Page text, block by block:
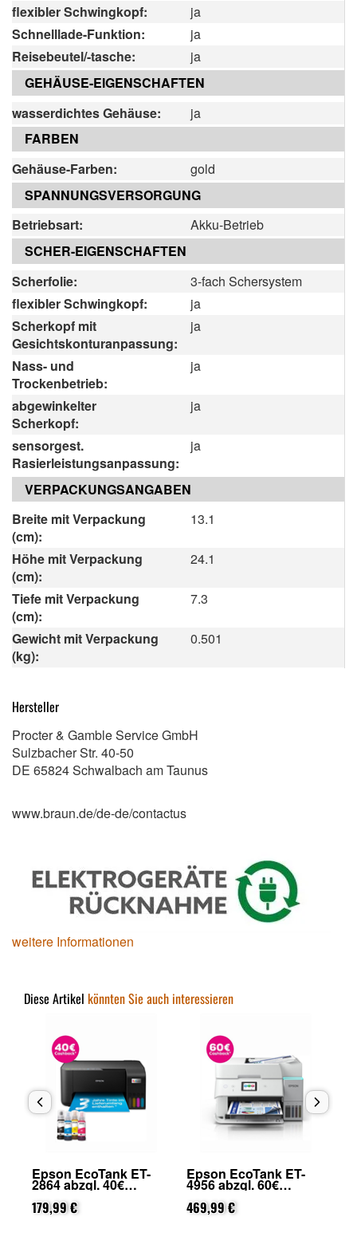
flexibler Schwingkopf:
ja
Schnelllade-Funktion:
ja
Reisebeutel/-tasche:
ja
GEHÄUSE-EIGENSCHAFTEN
wasserdichtes Gehäuse:
ja
FARBEN
Gehäuse-Farben:
gold
SPANNUNGSVERSORGUNG
Betriebsart:
Akku-Betrieb
SCHER-EIGENSCHAFTEN
Scherfolie:
3-fach Schersystem
flexibler Schwingkopf:
ja
Scherkopf mit
Gesichtskonturanpassung:
ja
Nass- und
Trockenbetrieb:
ja
abgewinkelter
Scherkopf:
ja
sensorgest.
Rasierleistungsanpassung:
ja
VERPACKUNGSANGABEN
Breite mit Verpackung
(cm):
13.1
Höhe mit Verpackung
(cm):
24.1
Tiefe mit Verpackung
(cm):
7.3
Gewicht mit Verpackung
(kg):
0.501
Hersteller
Procter & Gamble Service GmbH
Sulzbacher Str. 40-50
DE 65824 Schwalbach am Taunus
www.braun.de/de-de/contactus
weitere Informationen
Diese Artikel könnten Sie auch interessieren
Epson EcoTank ET-
2864 abzgl. 40€
Cashback (von Epson
nach Registrierung)
179,99 €
Epson EcoTank ET-
4956 abzgl. 60€
Cashback (von Epson
nach Registrierung)
469,99 €